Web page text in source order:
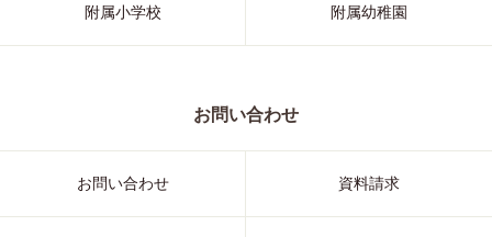
附属小学校 附属幼稚園
お問い合わせ
お問い合わせ 資料請求